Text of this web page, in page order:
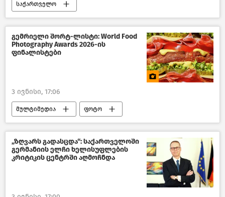
საქართველო
საქართველოს შინაგან საქმეთა სამინისტრო
კრიმინალი საქართველოში
ბრძოლა ნარკოდანაშაულთან
გემრიელი შორტ-ლისტი: World Food
Photography Awards 2026-ის
ფინალისტები
3 ივნისი, 17:06
მულტიმედია ფოტო
მსოფლიო ხელოვნება
„ზღვარს გადასცდა“: საქართველოში
გერმანიის ელჩი ხელისუფლების
კრიტიკის ცენტრში აღმოჩნდა